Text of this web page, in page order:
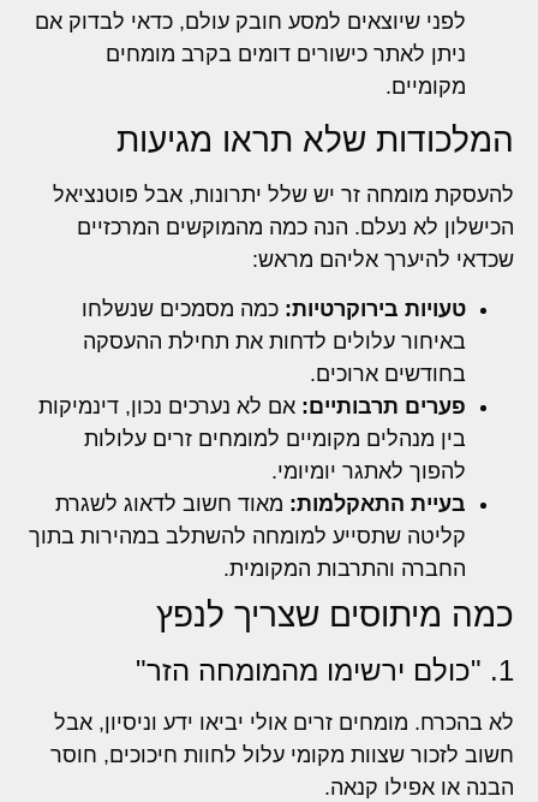
לפני שיוצאים למסע חובק עולם, כדאי לבדוק אם
ניתן לאתר כישורים דומים בקרב מומחים
מקומיים.
המלכודות שלא תראו מגיעות
להעסקת מומחה זר יש שלל יתרונות, אבל פוטנציאל
הכישלון לא נעלם. הנה כמה מהמוקשים המרכזיים
שכדאי להיערך אליהם מראש:
טעויות בירוקרטיות: כמה מסמכים שנשלחו
באיחור עלולים לדחות את תחילת ההעסקה
בחודשים ארוכים.
פערים תרבותיים: אם לא נערכים נכון, דינמיקות
בין מנהלים מקומיים למומחים זרים עלולות
להפוך לאתגר יומיומי.
בעיית התאקלמות: מאוד חשוב לדאוג לשגרת
קליטה שתסייע למומחה להשתלב במהירות בתוך
החברה והתרבות המקומית.
כמה מיתוסים שצריך לנפץ
1. "כולם ירשימו מהמומחה הזר"
לא בהכרח. מומחים זרים אולי יביאו ידע וניסיון, אבל
חשוב לזכור שצוות מקומי עלול לחוות חיכוכים, חוסר
הבנה או אפילו קנאה.